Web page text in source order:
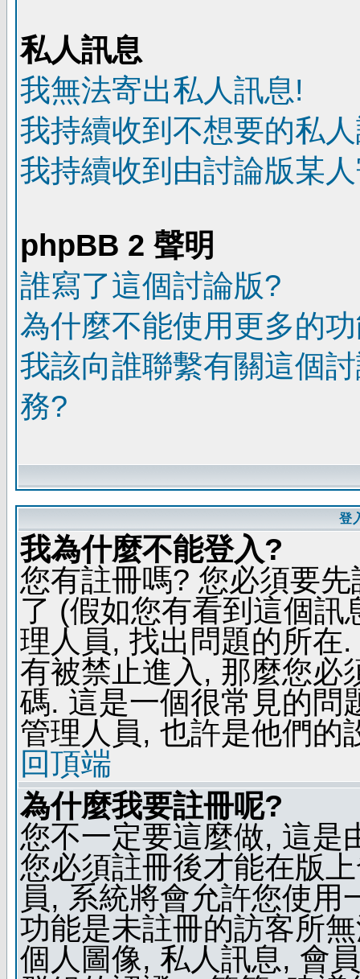
私人訊息
我無法寄出私人訊息!
我持續收到不想要的私
我持續收到由討論版某
phpBB 2 聲明
誰寫了這個討論版?
為什麼不能使用更多的
我該向誰聯繫有關這個
務?
登
我為什麼不能登入?
您有註冊嗎? 您必須要
了 (假如您有看到這個
理人員, 找出問題的所在
有被禁止進入, 那麼您必
碼. 這是一個很常見的問
管理人員, 也許是他們的
回頂端
為什麼我要註冊呢?
您不一定要這麼做, 這是
您必須註冊後才能在版
員, 系統將會允許您使
功能是未註冊的訪客所
個人圖像, 私人訊息, 會